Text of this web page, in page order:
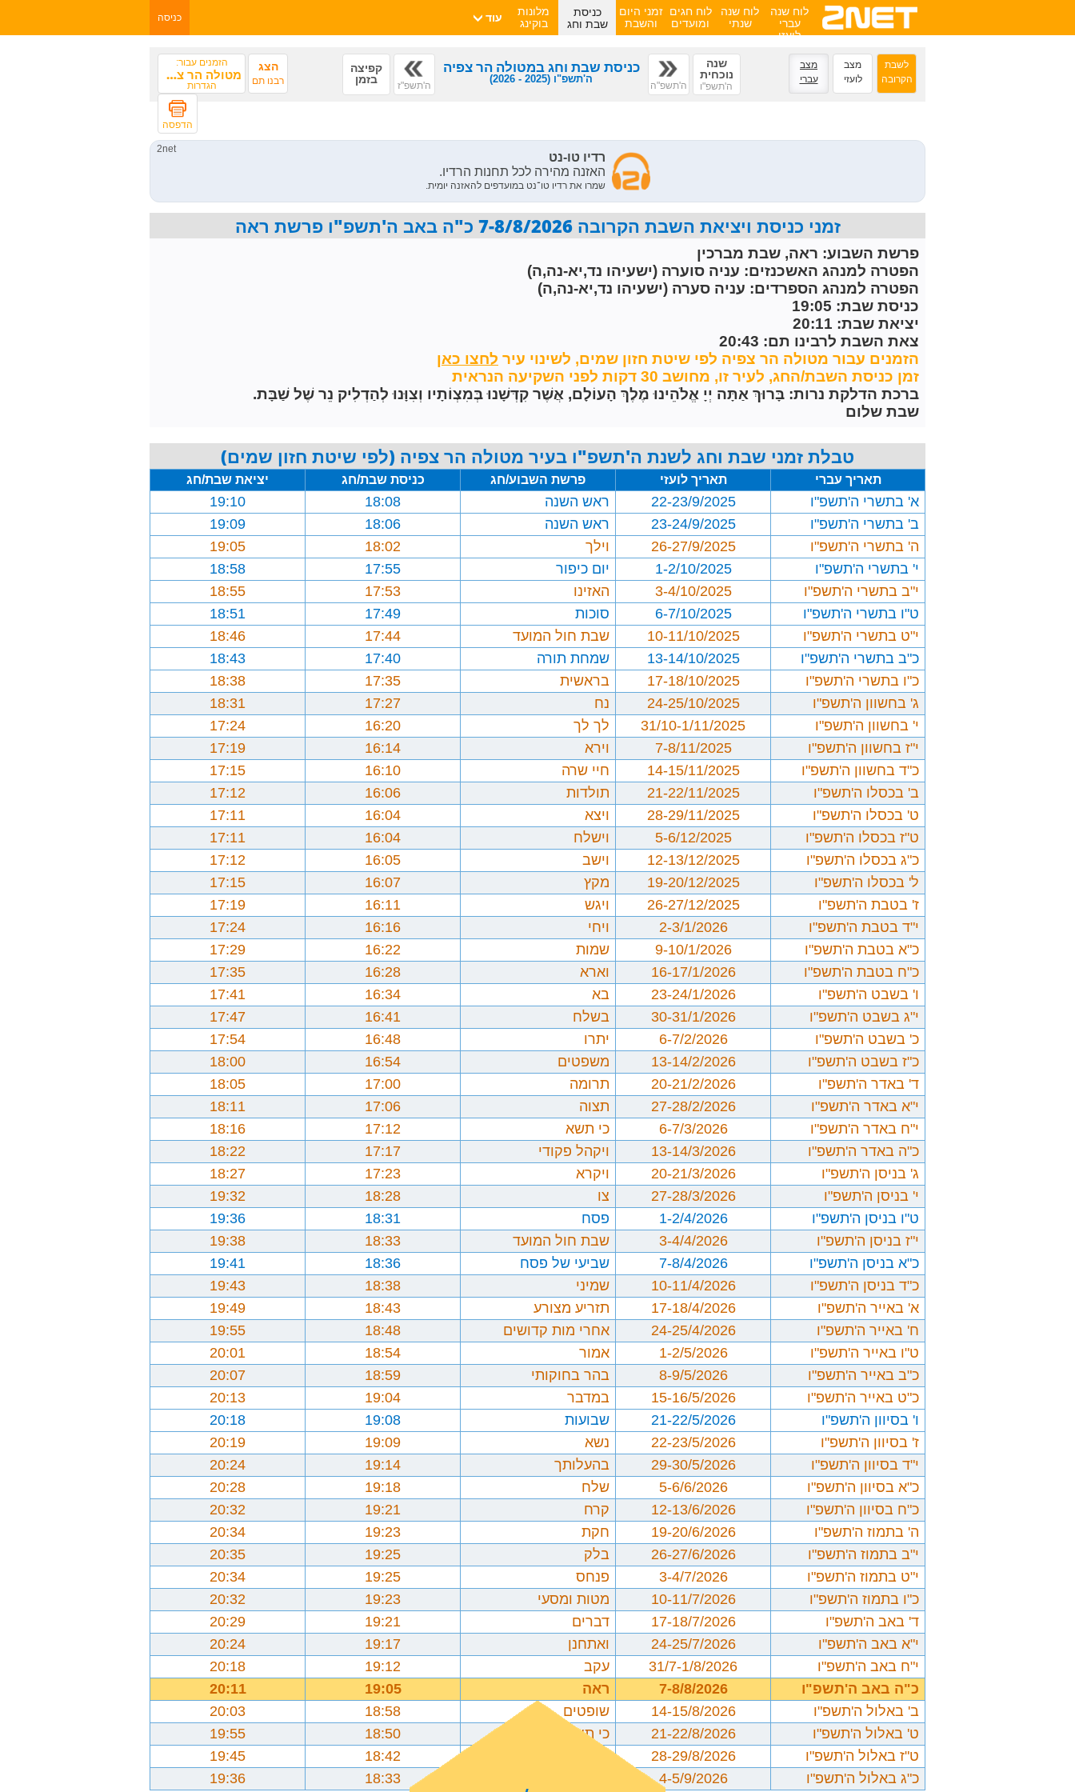
לוח שנה
עברי
לועזי
לוח שנה
שנתי
לוח חגים
ומועדים
זמני היום
והשבת
כניסת
שבת וחג
מלונות
בוקינג
עוד כניסה
לשבת
הקרובה
מצב
לועזי
מצב
עברי
הצג
רבנו תם
הזמנים עבור:
מטולה הר צפיה
הגדרות
הדפסה
שנה
נוכחית
ה'תשפ"ו ה'תשפ"ה
כניסת שבת וחג במטולה הר צפיה
ה'תשפ"ו (2025 - 2026)
ה'תשפ"ז
קפיצה
בזמן
זמני כניסת ויציאת השבת הקרובה 7-8/8/2026 כ"ה באב ה'תשפ"ו פרשת ראה
פרשת השבוע: ראה, שבת מברכין
הפטרה למנהג האשכנזים: עניה סוערה (ישעיהו נד,יא-נה,ה)
הפטרה למנהג הספרדים: עניה סערה (ישעיהו נד,יא-נה,ה)
כניסת שבת: 19:05
יציאת שבת: 20:11
צאת השבת לרבינו תם: 20:43
הזמנים עבור מטולה הר צפיה לפי שיטת חזון שמים, לשינוי עיר
זמן כניסת השבת/החג, לעיר זו, מחושב 30 דקות לפני השקיעה הנראית
ברכת הדלקת נרות: בָּרוּךְ אַתָּה יְיָ אֱלֹהֵינוּ מֶלֶךְ הָעוֹלָם, אֲשֶׁר קִדְּשָׁנוּ בְּמִצְוֹתָיו וְצִוָּנוּ לְהַדְלִיק נֵר שֶׁל שַׁבָּת.
שבת שלום
טבלת זמני שבת וחג לשנת ה'תשפ"ו בעיר מטולה הר צפיה (לפי שיטת חזון שמים)
תאריך עברי תאריך לועזי פרשת השבוע/חג כניסת שבת/חג יציאת שבת/חג
א' בתשרי ה'תשפ"ו 22-23/9/2025 ראש השנה 18:08
19:10
ב' בתשרי ה'תשפ"ו
23-24/9/2025 ראש השנה 18:06
19:09
ה' בתשרי ה'תשפ"ו
26-27/9/2025 וילך 18:02
19:05
י' בתשרי ה'תשפ"ו
1-2/10/2025 יום כיפור 17:55
18:58
י"ב בתשרי ה'תשפ"ו
3-4/10/2025 האזינו 17:53
18:55
ט"ו בתשרי ה'תשפ"ו
6-7/10/2025 סוכות 17:49
18:51
י"ט בתשרי ה'תשפ"ו
10-11/10/2025 שבת חול המועד 17:44
18:46
כ"ב בתשרי ה'תשפ"ו
13-14/10/2025 שמחת תורה 17:40
18:43
כ"ו בתשרי ה'תשפ"ו
17-18/10/2025 בראשית 17:35
18:38
ג' בחשוון ה'תשפ"ו
24-25/10/2025 נח 17:27
18:31
י' בחשוון ה'תשפ"ו
31/10-1/11/2025 לך לך 16:20
17:24
י"ז בחשוון ה'תשפ"ו
7-8/11/2025 וירא 16:14
17:19
כ"ד בחשוון ה'תשפ"ו
14-15/11/2025 חיי שרה 16:10
17:15
ב' בכסלו ה'תשפ"ו
21-22/11/2025 תולדות 16:06
17:12
ט' בכסלו ה'תשפ"ו
28-29/11/2025 ויצא 16:04
17:11
ט"ז בכסלו ה'תשפ"ו
5-6/12/2025 וישלח 16:04
17:11
כ"ג בכסלו ה'תשפ"ו
12-13/12/2025 וישב 16:05
17:12
ל' בכסלו ה'תשפ"ו
19-20/12/2025 מקץ 16:07
17:15
ז' בטבת ה'תשפ"ו
26-27/12/2025 ויגש 16:11
17:19
י"ד בטבת ה'תשפ"ו
2-3/1/2026 ויחי 16:16
17:24
כ"א בטבת ה'תשפ"ו
9-10/1/2026 שמות 16:22
17:29
כ"ח בטבת ה'תשפ"ו
16-17/1/2026 וארא 16:28
17:35
ו' בשבט ה'תשפ"ו
23-24/1/2026 בא 16:34
17:41
י"ג בשבט ה'תשפ"ו
30-31/1/2026 בשלח 16:41
17:47
כ' בשבט ה'תשפ"ו
6-7/2/2026 יתרו 16:48
17:54
כ"ז בשבט ה'תשפ"ו
13-14/2/2026 משפטים 16:54
18:00
ד' באדר ה'תשפ"ו
20-21/2/2026 תרומה 17:00
18:05
י"א באדר ה'תשפ"ו
27-28/2/2026 תצוה 17:06
18:11
י"ח באדר ה'תשפ"ו
6-7/3/2026 כי תשא 17:12
18:16
כ"ה באדר ה'תשפ"ו
13-14/3/2026 ויקהל פקודי 17:17
18:22
ג' בניסן ה'תשפ"ו
20-21/3/2026 ויקרא 17:23
18:27
י' בניסן ה'תשפ"ו
27-28/3/2026 צו 18:28
19:32
ט"ו בניסן ה'תשפ"ו
1-2/4/2026 פסח 18:31
19:36
י"ז בניסן ה'תשפ"ו
3-4/4/2026 שבת חול המועד 18:33
19:38
כ"א בניסן ה'תשפ"ו
7-8/4/2026 שביעי של פסח 18:36
19:41
כ"ד בניסן ה'תשפ"ו
10-11/4/2026 שמיני 18:38
19:43
א' באייר ה'תשפ"ו
17-18/4/2026 תזריע מצורע 18:43
19:49
ח' באייר ה'תשפ"ו
24-25/4/2026 אחרי מות קדושים 18:48
19:55
ט"ו באייר ה'תשפ"ו
1-2/5/2026 אמור 18:54
20:01
כ"ב באייר ה'תשפ"ו
8-9/5/2026 בהר בחוקותי 18:59
20:07
כ"ט באייר ה'תשפ"ו
15-16/5/2026 במדבר 19:04
20:13
ו' בסיוון ה'תשפ"ו
21-22/5/2026 שבועות 19:08
20:18
ז' בסיוון ה'תשפ"ו
22-23/5/2026 נשא 19:09
20:19
י"ד בסיוון ה'תשפ"ו
29-30/5/2026 בהעלותך 19:14
20:24
כ"א בסיוון ה'תשפ"ו
5-6/6/2026 שלח 19:18
20:28
כ"ח בסיוון ה'תשפ"ו
12-13/6/2026 קרח 19:21
20:32
ה' בתמוז ה'תשפ"ו
19-20/6/2026 חקת 19:23
20:34
י"ב בתמוז ה'תשפ"ו
26-27/6/2026 בלק 19:25
20:35
י"ט בתמוז ה'תשפ"ו
3-4/7/2026 פנחס 19:25
20:34
כ"ו בתמוז ה'תשפ"ו
10-11/7/2026 מטות ומסעי 19:23
20:32
ד' באב ה'תשפ"ו
17-18/7/2026 דברים 19:21
20:29
י"א באב ה'תשפ"ו
24-25/7/2026 ואתחנן 19:17
20:24
י"ח באב ה'תשפ"ו
31/7-1/8/2026 עקב 19:12
20:18
כ"ה באב ה'תשפ"ו
7-8/8/2026 ראה 19:05
20:11
ב' באלול ה'תשפ"ו
14-15/8/2026 שופטים 18:58
20:03
ט' באלול ה'תשפ"ו
21-22/8/2026 כי תצא 18:50
19:55
ט"ז באלול ה'תשפ"ו
28-29/8/2026
18:42
19:45
כ"ג באלול ה'תשפ"ו
4-5/9/2026
18:33
19:36